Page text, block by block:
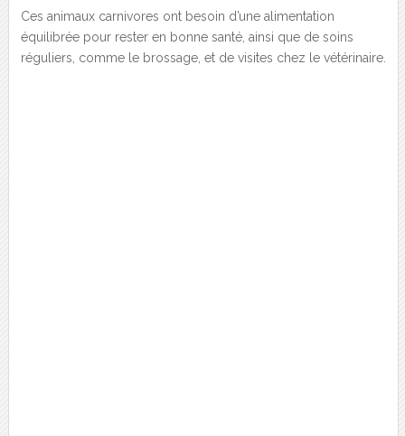
Ces animaux carnivores ont besoin d’une alimentation
équilibrée pour rester en bonne santé, ainsi que de soins
réguliers, comme le brossage, et de visites chez le vétérinaire.